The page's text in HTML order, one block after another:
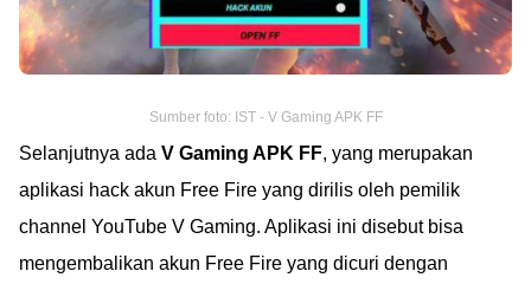
Sumber foto: IST - V Gaming APK FF
Selanjutnya ada V Gaming APK FF, yang merupakan
aplikasi hack akun Free Fire yang dirilis oleh pemilik
channel YouTube V Gaming. Aplikasi ini disebut bisa
mengembalikan akun Free Fire yang dicuri dengan